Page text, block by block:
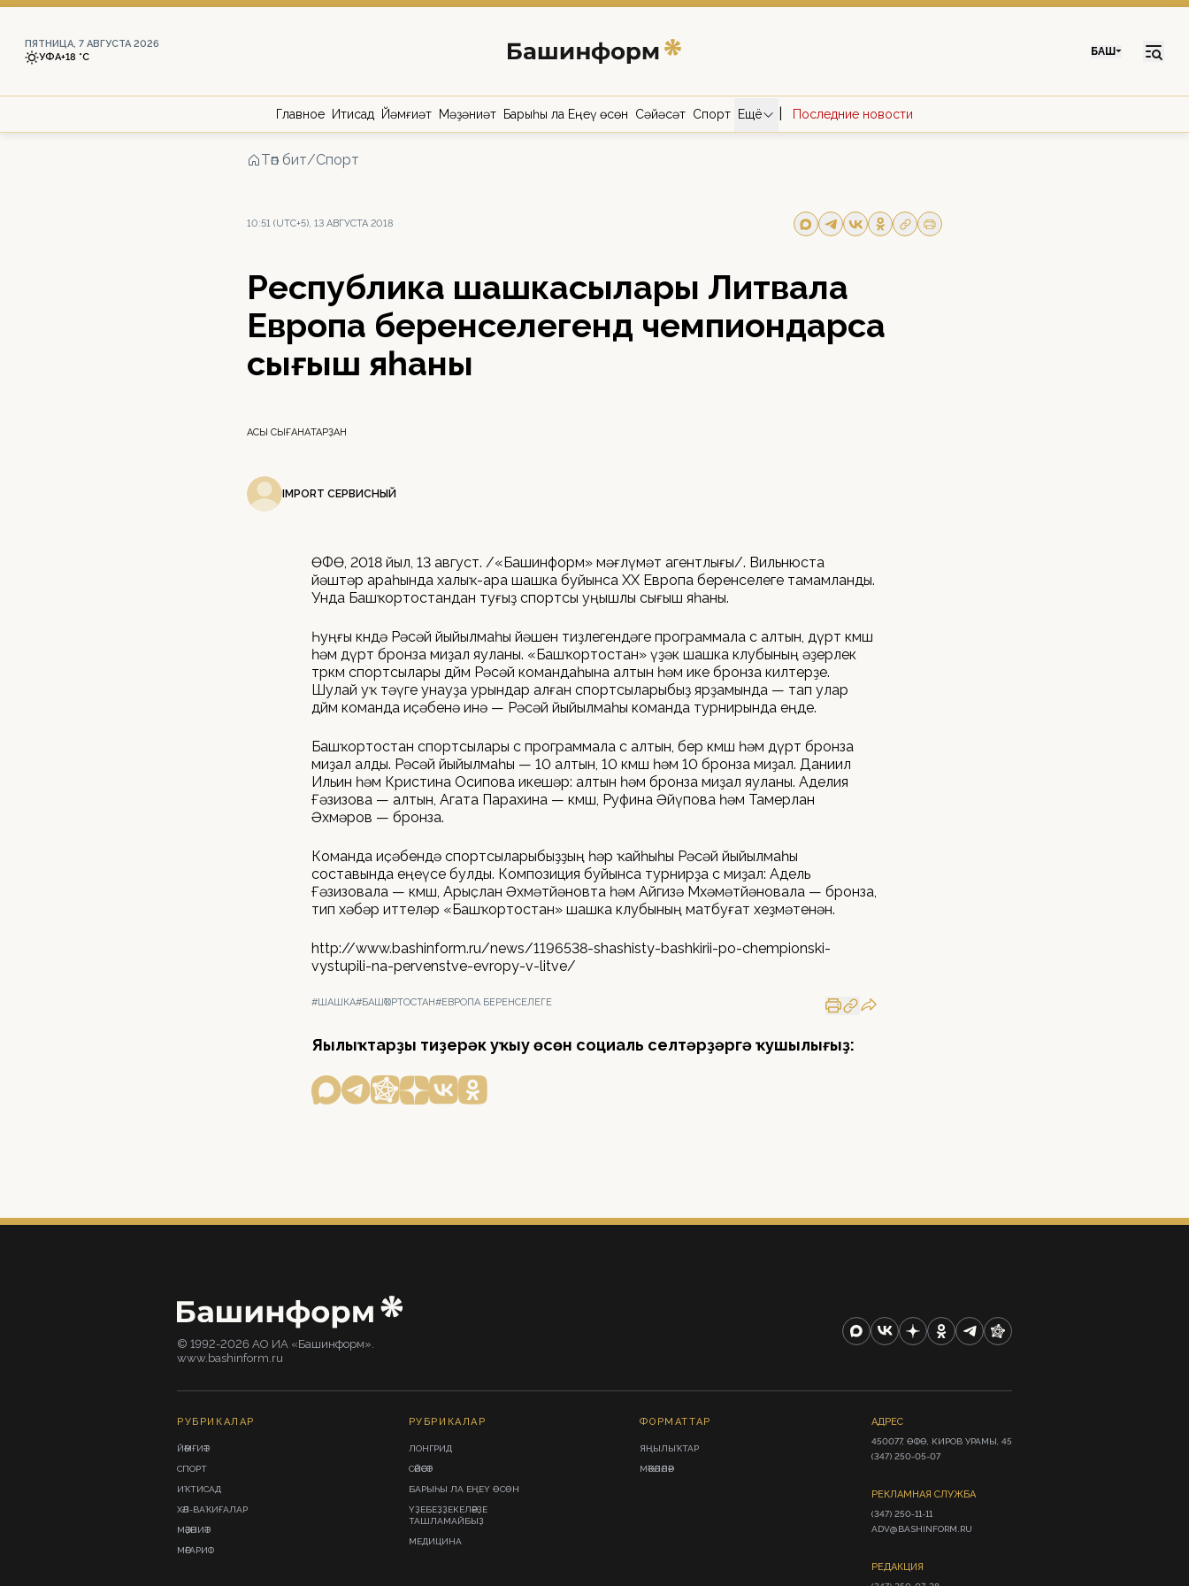
ПЯТНИЦА, 7 АВГУСТА 2026
УФА+18 °С БАШ
Главное Иҡтисад Йәмғиәт Мәҙәниәт Барыһы ла Еңеү өсөн Сәйәсәт Спорт Ещё Последние новости
Төп бит/Спорт
10:51 (UTC+5), 13 АВГУСТА 2018
Республика шашкасылары Литвала
Европа беренселегендә чемпиондарса
сығыш яһаны
АСЫҠ СЫҒАНАҠТАРҘАН
IMPORT СЕРВИСНЫЙ
ӨФӨ, 2018 йыл, 13 август. /«Башинформ» мәғлүмәт агентлығы/. Вильнюста
йәштәр араһында халыҡ-ара шашка буйынса XX Европа беренселеге тамамланды.
Унда Башҡортостандан туғыҙ спортсы уңышлы сығыш яһаны.
Һуңғы көндә Рәсәй йыйылмаһы йәшен тиҙлегендәге программала өс алтын, дүрт көмөш
һәм дүрт бронза миҙал яуланы. «Башҡортостан» үҙәк шашка клубының әҙерлек
төркөмө спортсылары дөйөм Рәсәй командаһына алтын һәм ике бронза килтерҙе.
Шулай уҡ тәүге унауҙа урындар алған спортсыларыбыҙ ярҙамында — тап улар
дөйөм команда иҫәбенә инә — Рәсәй йыйылмаһы команда турнирында еңде.
Башҡортостан спортсылары өс программала өс алтын, бер көмөш һәм дүрт бронза
миҙал алды. Рәсәй йыйылмаһы — 10 алтын, 10 көмөш һәм 10 бронза миҙал. Даниил
Ильин һәм Кристина Осипова икешәр: алтын һәм бронза миҙал яуланы. Аделия
Ғәзизова — алтын, Агата Парахина — көмөш, Руфина Әйүпова һәм Тамерлан
Әхмәров — бронза.
Команда иҫәбендә спортсыларыбыҙҙың һәр ҡайһыһы Рәсәй йыйылмаһы
составында еңеүсе булды. Композиция буйынса турнирҙа өс миҙал: Адель
Ғәзизовала — көмөш, Арыҫлан Әхмәтйәновта һәм Айгизә Мөхәмәтйәновала — бронза,
тип хәбәр иттеләр «Башҡортостан» шашка клубының матбуғат хеҙмәтенән.
http://www.bashinform.ru/news/1196538-shashisty-bashkirii-po-chempionski-
vystupili-na-pervenstve-evropy-v-litve/
#ШАШКА#БАШҠОРТОСТАН#ЕВРОПА БЕРЕНСЕЛЕГЕ
Яңылыҡтарҙы тиҙерәк уҡыу өсөн социаль селтәрҙәргә ҡушылығыҙ:
© 1992-2026 АО ИА «Башинформ».
www.bashinform.ru
РУБРИКАЛАР
ЙӘМҒИӘТ
СПОРТ
ИҠТИСАД
ХӘЛ-ВАҠИҒАЛАР
МӘҘӘНИӘТ
МӘҒАРИФ
РУБРИКАЛАР
ЛОНГРИД
СӘЙӘСӘТ
БАРЫҺЫ ЛА ЕҢЕҮ ӨСӨН
ҮҘЕБЕҘҘЕКЕЛӘРҘЕ
ТАШЛАМАЙБЫҘ
МЕДИЦИНА
ФОРМАТТАР
ЯҢЫЛЫҠТАР
МӘҠӘЛӘЛӘР
АДРЕС
450077, ӨФӨ, КИРОВ УРАМЫ, 45
(347) 250-05-07
РЕКЛАМНАЯ СЛУЖБА
(347) 250-11-11
ADV@BASHINFORM.RU
РЕДАКЦИЯ